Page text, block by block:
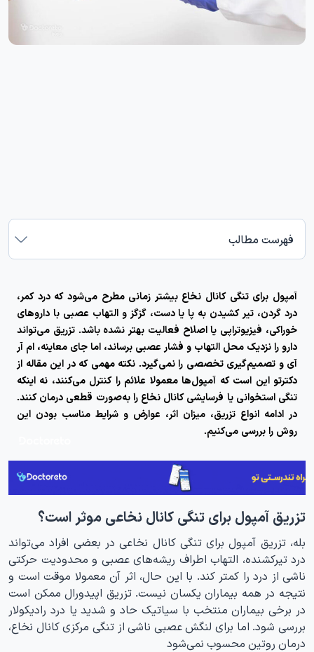
فهرست مطالب
آمپول برای تنگی کانال نخاع بیشتر زمانی مطرح می‌شود که درد کمر،
درد گردن، تیر کشیدن به پا یا دست، گزگز و التهاب عصبی با داروهای
خوراکی، فیزیوتراپی یا اصلاح فعالیت بهتر نشده باشد. تزریق می‌تواند
دارو را نزدیک محل التهاب و فشار عصبی برساند، اما جای معاینه، ام آر
آی و تصمیم‌گیری تخصصی را نمی‌گیرد. نکته مهمی که در این مقاله از
دکترتو این است که آمپول‌ها معمولا علائم را کنترل می‌کنند، نه اینکه
تنگی استخوانی یا فرسایشی کانال نخاع را به‌صورت قطعی درمان کنند.
در ادامه انواع تزریق، میزان اثر، عوارض و شرایط مناسب بودن این
روش را بررسی می‌کنیم.
تزریق آمپول برای تنگی کانال نخاعی موثر است؟
بله، تزریق آمپول برای تنگی کانال نخاعی در بعضی افراد می‌تواند
درد تیرکشنده، التهاب اطراف ریشه‌های عصبی و محدودیت حرکتی
ناشی از درد را کمتر کند. با این حال، اثر آن معمولا موقت است و
نتیجه در همه بیماران یکسان نیست. تزریق اپیدورال ممکن است
در برخی بیماران منتخب با سیاتیک حاد و شدید یا درد رادیکولار
بررسی شود. اما برای لنگش عصبی ناشی از تنگی مرکزی کانال نخاع،
درمان روتین محسوب نمی‌شود